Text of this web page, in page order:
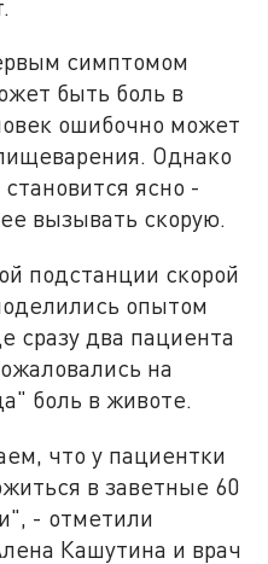
симптомом
быть боль в
ошибочно может
Однако
ясно -
вызывать скорую.
подстанции скорой
опытом
сразу два пациента
на
боль в животе.
что у пациентки
в заветные 60
- отметили
Кашутина и врач